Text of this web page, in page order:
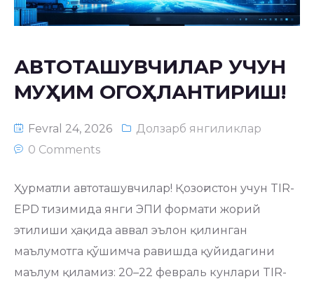
АВТОТАШУВЧИЛАР УЧУН
МУҲИМ ОГОҲЛАНТИРИШ!
Fevral 24, 2026
Долзарб янгиликлар
0 Comments
Ҳурматли автоташувчилар! Қозоғистон учун TIR-
EPD тизимида янги ЭПИ формати жорий
этилиши ҳақида аввал эълон қилинган
маълумотга қўшимча равишда қуйидагини
маълум қиламиз: 20–22 февраль кунлари TIR-